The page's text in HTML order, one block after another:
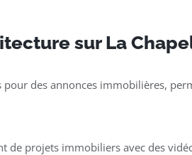
sur La
des annonces immobilières,
de projets immobiliers avec des